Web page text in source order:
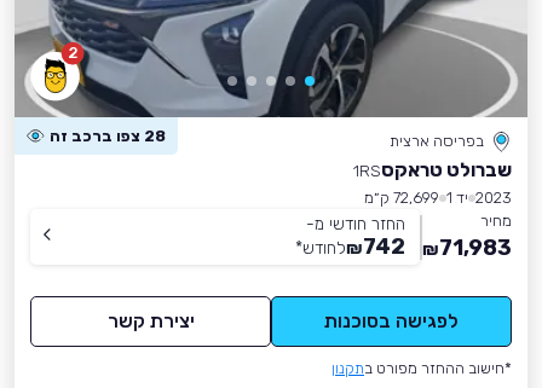
2
בפריסה ארצית 28 צפו ברכב זה
שברולט טראקס1RS
2023 יד 1
72,699 ק״מ
מחיר
71,983
₪
החזר חודשי מ-
742
₪לחודש*
לפגישה בסוכנות יצירת קשר
*חישוב ההחזר מפורט בתקנון